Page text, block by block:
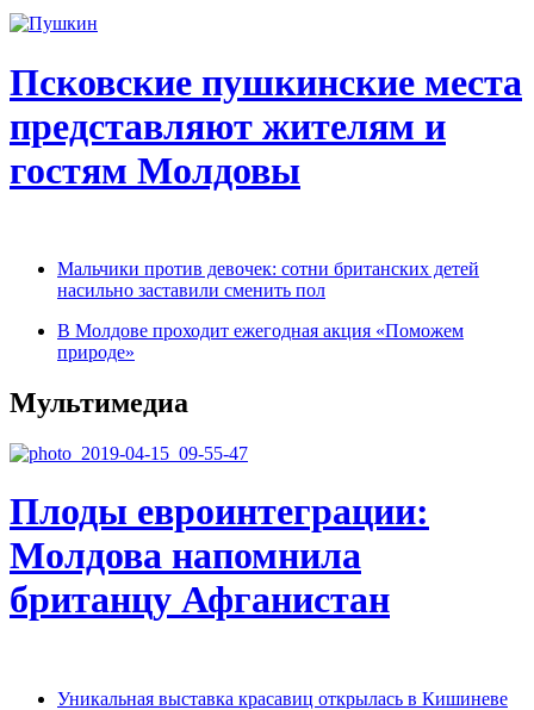
Псковские пушкинские места
представляют жителям и
гостям Молдовы
Мальчики против девочек: сотни британских детей
насильно заставили сменить пол
В Молдове проходит ежегодная акция «Поможем
природе»
Мультимедиа
Плоды евроинтеграции:
Молдова напомнила
британцу Афганистан
Уникальная выставка красавиц открылась в Кишиневе